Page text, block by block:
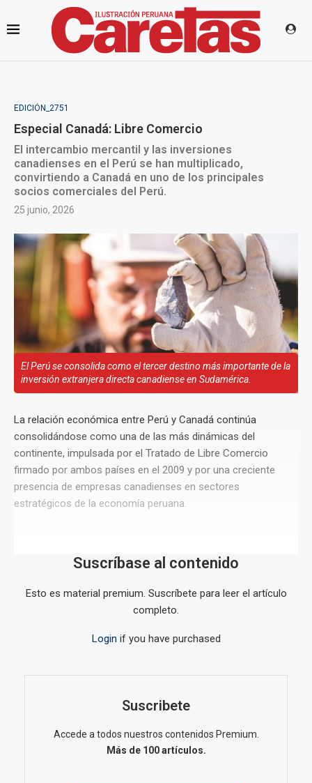
EDICIÓN_2751
Especial Canadá: Libre Comercio
El intercambio mercantil y las inversiones
canadienses en el Perú se han multiplicado,
convirtiendo a Canadá en uno de los principales
socios comerciales del Perú.
25 junio, 2026
El Perú se consolida como el tercer destino más importante de la
inversión extranjera directa canadiense en Sudamérica.
La relación económica entre Perú y Canadá continúa
consolidándose como una de las más dinámicas del
continente, impulsada por el Tratado de Libre Comercio
firmado por ambos países en el 2009 y por una creciente
presencia de empresas canadienses en sectores
estratégicos de la economía peruana.
Suscríbase al contenido
Esto es material premium. Suscríbete para leer el artículo
completo.
Login if you have purchased
Suscribete
Accede a todos nuestros contenidos Premium.
Más de 100 artículos.